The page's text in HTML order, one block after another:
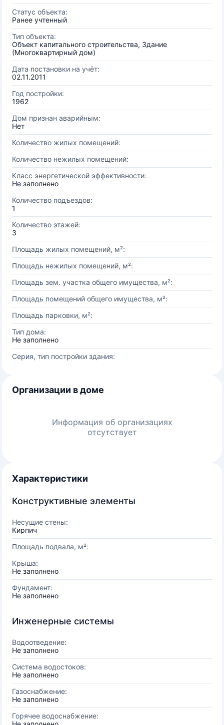
Статус объекта:
Ранее учтенный
Тип объекта:
Объект капитального строительства, Здание
(Многоквартирный дом)
Дата постановки на учёт:
02.11.2011
Год постройки:
1962
Дом признан аварийным:
Нет
Количество жилых помещений:
Количество нежилых помещений:
Класс энергетической эффективности:
Не заполнено
Количество подъездов:
1
Количество этажей:
3
Площадь жилых помещений, м²:
Площадь нежилых помещений, м²:
Площадь зем. участка общего имущества, м²:
Площадь помещений общего имущества, м²:
Площадь парковки, м²:
Тип дома:
Не заполнено
Серия, тип постройки здания:
Организации в доме
Информация об организациях
отсутствует
Характеристики
Конструктивные элементы
Несущие стены:
Кирпич
Площадь подвала, м²:
Крыша:
Не заполнено
Фундамент:
Не заполнено
Инженерные системы
Водоотведение:
Не заполнено
Система водостоков:
Не заполнено
Газоснабжение:
Не заполнено
Горячее водоснабжение: